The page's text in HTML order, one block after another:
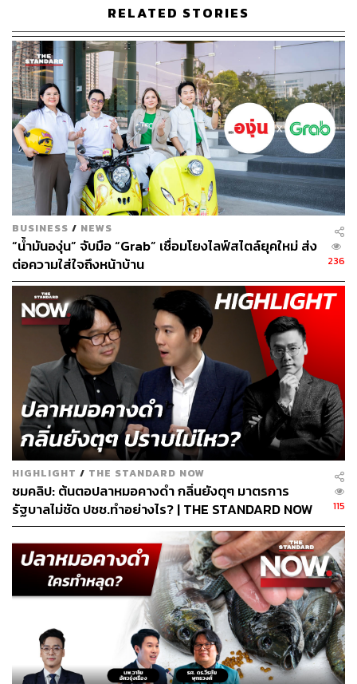
RELATED STORIES
BUSINESS / NEWS
“น้ำมันองุ่น” จับมือ “Grab” เชื่อมโยงไลฟ์สไตล์ยุคใหม่ ส่ง
ต่อความใส่ใจถึงหน้าบ้าน
236
HIGHLIGHT / THE STANDARD NOW
ชมคลิป: ต้นตอปลาหมอคางดำ กลิ่นยังตุๆ มาตรการ
รัฐบาลไม่ชัด ปชช.ทำอย่างไร? | THE STANDARD NOW
(HL)
115